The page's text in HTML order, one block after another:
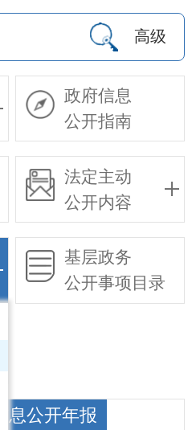
高级
政府信息
公开指南
法定主动
公开内容
基层政务
公开事项目录
息公开年报